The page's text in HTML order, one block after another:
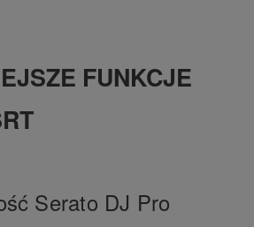
FUNKCJE
Serato DJ Pro